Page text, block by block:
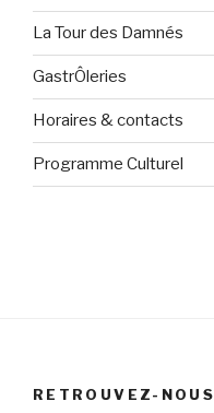
La Tour des Damnés
GastrÔleries
Horaires & contacts
Programme Culturel
RETROUVEZ-NOUS